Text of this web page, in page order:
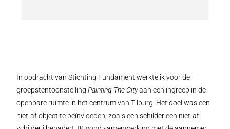
In opdracht van Stichting Fundament werkte ik voor de
groepstentoonstellingPainting The Cityaan een ingreep in de
openbare ruimte in het centrum van Tilburg. Het doel was een
niet-af object te beïnvloeden, zoals een schilder een niet-af